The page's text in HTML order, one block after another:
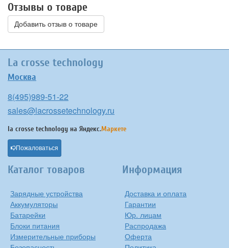
Отзывы о товаре
Добавить отзыв о товаре
La crosse technology
Москва
8(495)989-51-22
sales@lacrossetechnology.ru
la crosse technology на Яндекс.Маркете
Пожаловаться
Каталог товаров
Зарядные устройства
Аккумуляторы
Батарейки
Блоки питания
Измерительные приборы
Информация
Доставка и оплата
Гарантии
Юр. лицам
Распродажа
Оферта